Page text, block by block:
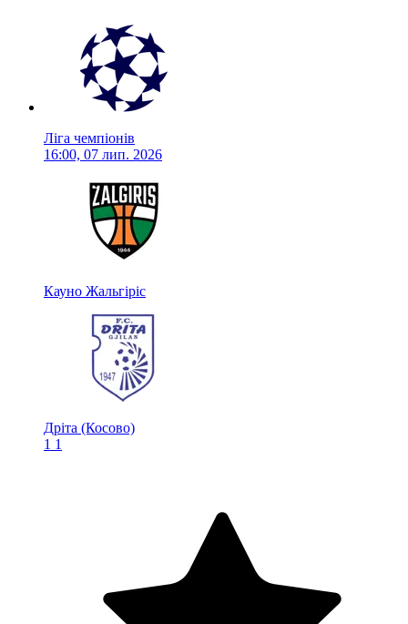
Ліга чемпіонів
16:00, 07 лип. 2026
Кауно Жальгіріс
Дріта (Косово)
1 1